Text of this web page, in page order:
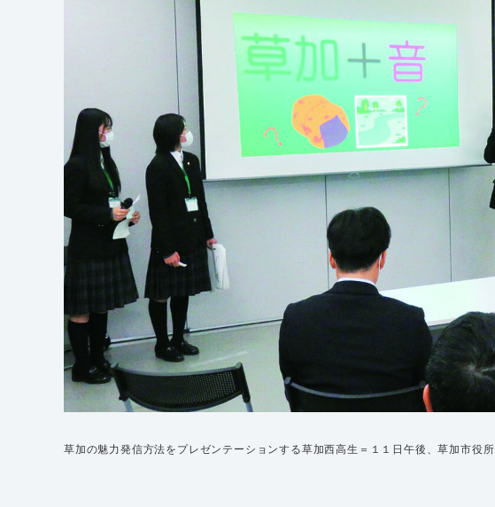
草加の魅力発信方法をプレゼンテーションする草加西高生＝１１日午後、草加市役所